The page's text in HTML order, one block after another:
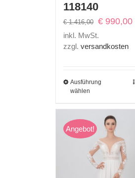
118140
€1.416,00 €990,00
inkl. MwSt.
zzgl. versandkosten
Ausführung
wählen
Angebot!